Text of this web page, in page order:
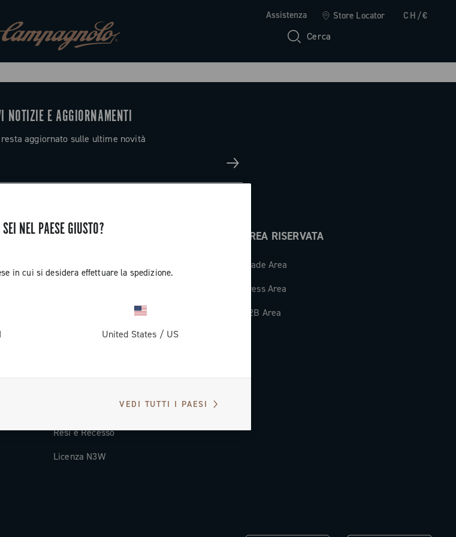
Assistenza Store Locator CH/€
Cerca
SEI NEL PAESE GIUSTO?
in cui si desidera effettuare la spedizione.
United States / US
VEDI TUTTI I PAESI
NOTIZIE E AGGIORNAMENTI
aggiornato sulle ultime novità
ASSISTENZA
Paesi e tempi di spedizione
Resi e Recesso
Licenza N3W
AREA RISERVATA
Trade Area
Press Area
B2B Area